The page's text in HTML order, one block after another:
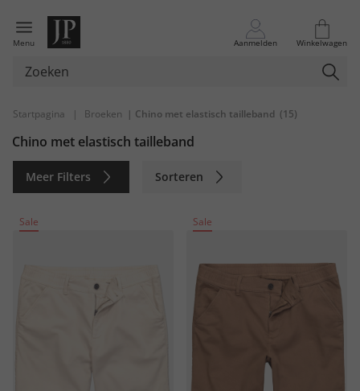
Menu Aanmelden Winkelwagen
Startpagina | Broeken | Chino met elastisch tailleband (15)
Chino met elastisch tailleband
Meer Filters Sorteren
Sale Sale